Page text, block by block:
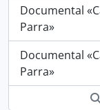
Documental
Parra»
Documental
Parra»